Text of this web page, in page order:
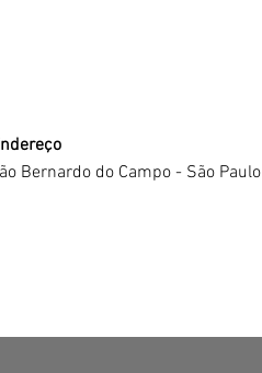
Bernardo do Campo - São Paulo